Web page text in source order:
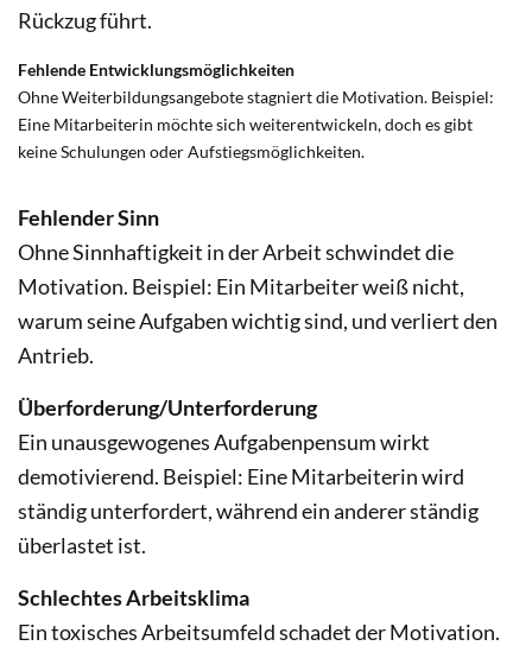
Rückzug führt.
Fehlende Entwicklungsmöglichkeiten
Ohne Weiterbildungsangebote stagniert die Motivation. Beispiel:
Eine Mitarbeiterin möchte sich weiterentwickeln, doch es gibt
keine Schulungen oder Aufstiegsmöglichkeiten.
Fehlender Sinn
Ohne Sinnhaftigkeit in der Arbeit schwindet die
Motivation. Beispiel: Ein Mitarbeiter weiß nicht,
warum seine Aufgaben wichtig sind, und verliert den
Antrieb.
Überforderung/Unterforderung
Ein unausgewogenes Aufgabenpensum wirkt
demotivierend. Beispiel: Eine Mitarbeiterin wird
ständig unterfordert, während ein anderer ständig
überlastet ist.
Schlechtes Arbeitsklima
Ein toxisches Arbeitsumfeld schadet der Motivation.